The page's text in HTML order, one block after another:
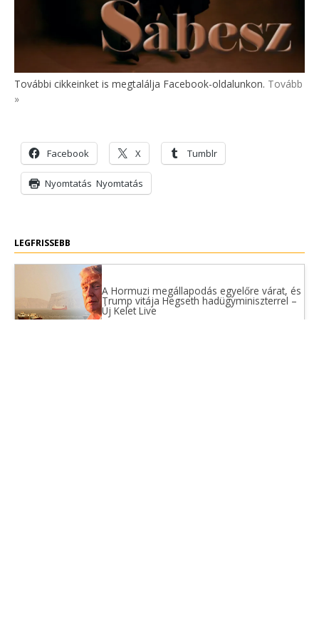
További cikkeinket is megtalálja Facebook-oldalunkon. Tovább
»
Facebook X Tumblr
Nyomtatás Nyomtatás
LEGFRISSEBB
A Hormuzi megállapodás egyelőre várat, és
Trump vitája Hegseth hadügyminiszterrel –
Új Kelet Live